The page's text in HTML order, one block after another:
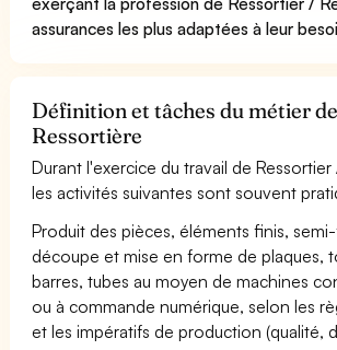
assurances les plus adaptées à leur
Définition et tâches du métier
Ressortière
Durant l'exercice du travail de Ressortier
les activités suivantes sont souvent
Produit des pièces, éléments finis,
découpe et mise en forme de plaques,
barres, tubes au moyen de machines
ou à commande numérique, selon les
et les impératifs de production (qualité,